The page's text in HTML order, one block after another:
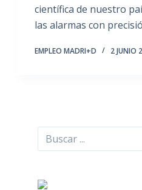
científica de nuestro
las alarmas con
EMPLEO MADRI+D 2 JUNIO
Buscar